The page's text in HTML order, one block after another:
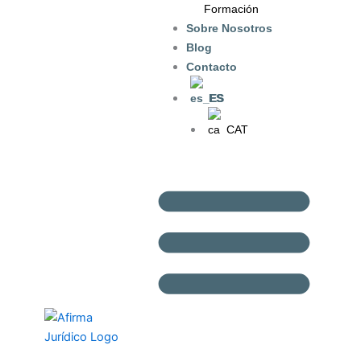
Formación
Sobre Nosotros
Blog
Contacto
ES
CAT